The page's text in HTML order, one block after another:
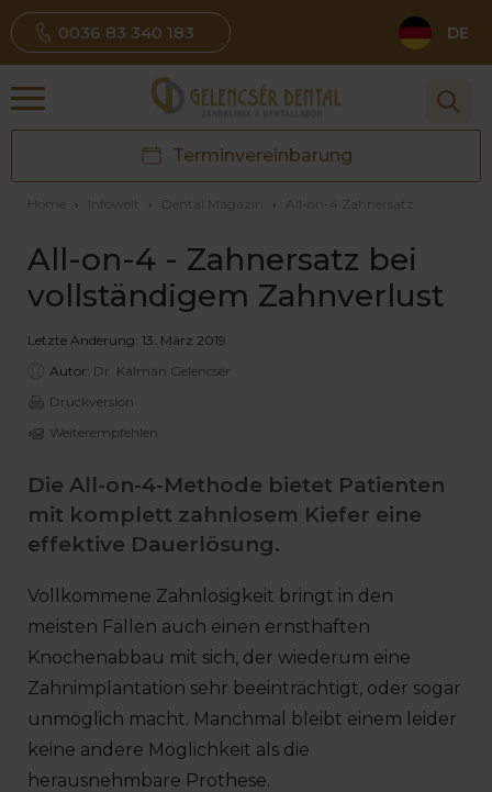
0036 83 340 183 DE
Terminvereinbarung
Home › Infowelt › Dental Magazin › All-on-4 Zahnersatz
All-on-4 - Zahnersatz bei
vollständigem Zahnverlust
Letzte Änderung: 13. März 2019
Autor: Dr. Kálmán Gelencsér
Druckversion
Weiterempfehlen
Die All-on-4-Methode bietet Patienten
mit komplett zahnlosem Kiefer eine
effektive Dauerlösung.
Vollkommene Zahnlosigkeit bringt in den
meisten Fällen auch einen ernsthaften
Knochenabbau mit sich, der wiederum eine
Zahnimplantation sehr beeinträchtigt, oder sogar
unmöglich macht. Manchmal bleibt einem leider
keine andere Möglichkeit als die
herausnehmbare Prothese.